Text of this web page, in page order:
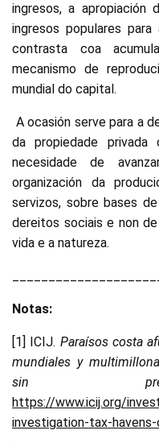
ingresos, a apropiación
ingresos populares
contrasta coa
mecanismo de
mundial do capital.
A ocasión serve para a
da propiedade
necesidade de
organización da
servizos, sobre bases
dereitos sociais e non
vida e a natureza.
Notas:
[1] ICIJ. Paraísos costa
mundiales y
sin
https://www.icij.org/
investigation-tax-